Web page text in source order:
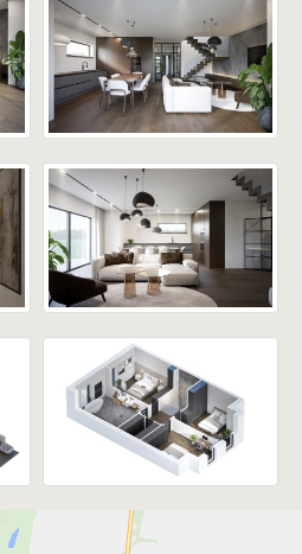
pompa ciepła,
podłogowe
– las, pola
i pobliskich miejscowości
PCC ani prowizji